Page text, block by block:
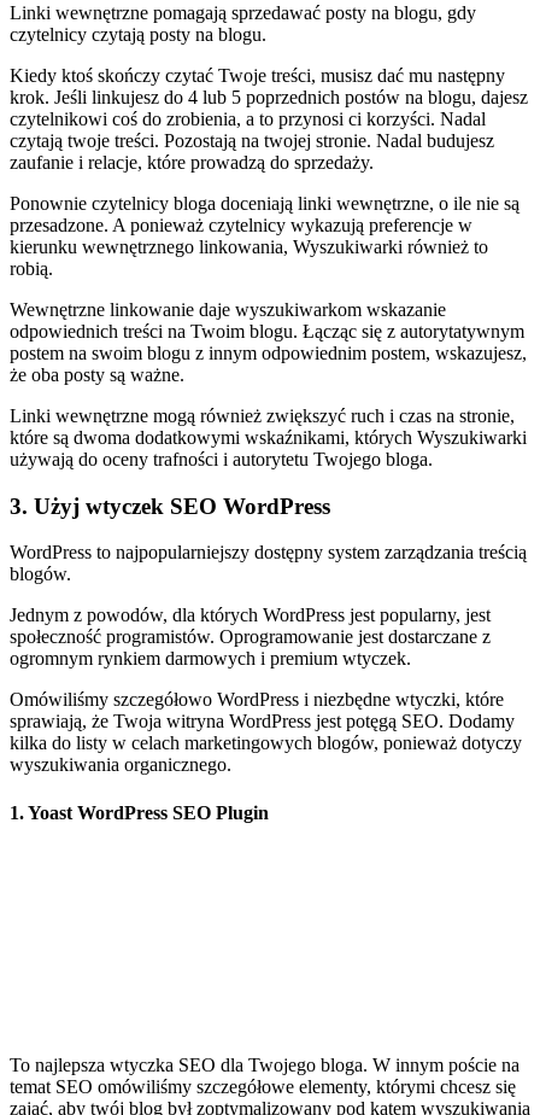
Linki wewnętrzne pomagają sprzedawać posty na blogu, gdy
czytelnicy czytają posty na blogu.
Kiedy ktoś skończy czytać Twoje treści, musisz dać mu następny
krok. Jeśli linkujesz do 4 lub 5 poprzednich postów na blogu, dajesz
czytelnikowi coś do zrobienia, a to przynosi ci korzyści. Nadal
czytają twoje treści. Pozostają na twojej stronie. Nadal budujesz
zaufanie i relacje, które prowadzą do sprzedaży.
Ponownie czytelnicy bloga doceniają linki wewnętrzne, o ile nie są
przesadzone. A ponieważ czytelnicy wykazują preferencje w
kierunku wewnętrznego linkowania, Wyszukiwarki również to
robią.
Wewnętrzne linkowanie daje wyszukiwarkom wskazanie
odpowiednich treści na Twoim blogu. Łącząc się z autorytatywnym
postem na swoim blogu z innym odpowiednim postem, wskazujesz,
że oba posty są ważne.
Linki wewnętrzne mogą również zwiększyć ruch i czas na stronie,
które są dwoma dodatkowymi wskaźnikami, których Wyszukiwarki
używają do oceny trafności i autorytetu Twojego bloga.
3. Użyj wtyczek SEO WordPress
WordPress to najpopularniejszy dostępny system zarządzania treścią
blogów.
Jednym z powodów, dla których WordPress jest popularny, jest
społeczność programistów. Oprogramowanie jest dostarczane z
ogromnym rynkiem darmowych i premium wtyczek.
Omówiliśmy szczegółowo WordPress i niezbędne wtyczki, które
sprawiają, że Twoja witryna WordPress jest potęgą SEO. Dodamy
kilka do listy w celach marketingowych blogów, ponieważ dotyczy
wyszukiwania organicznego.
1. Yoast WordPress SEO Plugin
To najlepsza wtyczka SEO dla Twojego bloga. W innym poście na
temat SEO omówiliśmy szczegółowe elementy, którymi chcesz się
zająć, aby twój blog był zoptymalizowany pod kątem wyszukiwania